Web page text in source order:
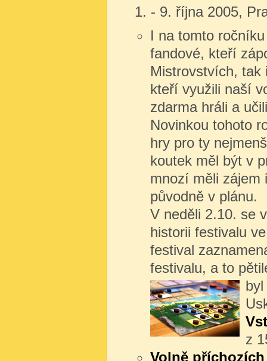
1. - 9. října 2005,
I na tomto
fandové, kteří
Mistrovstvích, tak
kteří využili naší
zdarma hráli a
Novinkou tohoto
hry pro ty
koutek měl být v
mnozí měli zájem
původně v plánu.
V neděli 2.10. se
historii festivalu
festival
festivalu, a to
z
Volně